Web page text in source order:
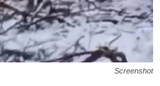
Screenshot